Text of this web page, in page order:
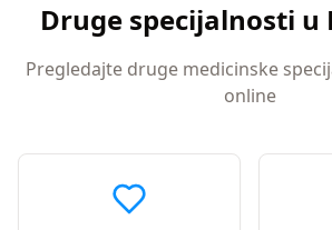
Druge specijalnosti u
Pregledajte druge medicinske
online